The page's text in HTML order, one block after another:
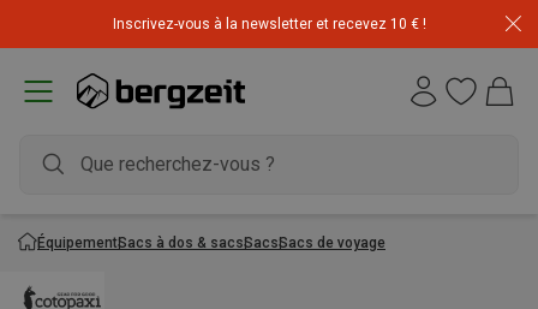
Inscrivez-vous à la newsletter et recevez 10 € !
ÉquipementSacs à dos & sacsSacsSacs de voyage